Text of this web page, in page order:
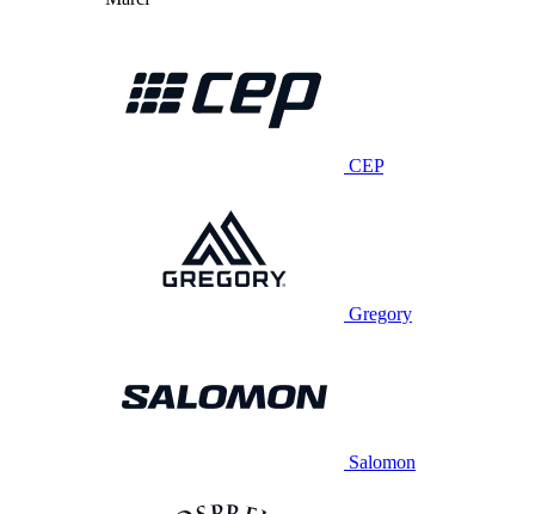
CEP
Gregory
Salomon